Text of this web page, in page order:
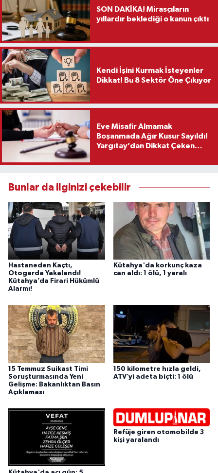
SON DAKİKA! Mirasçıların
yıllardır beklediği o kanun çıktı
Kendi İşini Kurmak İsteyenler
Dikkat! Bu 8 Sektör Öne Çıkıyor
Eve Misafir Almamak
Boşanmada Ağır Kusur Sayıldı!
Yargıtay’dan Dikkat Çeken
Bunlar da ilginizi çekebilir
Hastaneden Kaçtı,
Otogarda Yakalandı!
Kütahya’da Firari Hükümlü
Alarmı!
Kütahya'da korkunç kaza
can aldı: 1 ölü, 1 yaralı
15 Temmuz Suikast Timi
Soruşturmasında Yeni
Gelişme: Bakanlıktan Basın
Açıklaması
150 kilometre hızla geldi,
ATV’yi adeta biçti: 1 ölü
Refüje giren otomobilde 3
kişi yaralandı